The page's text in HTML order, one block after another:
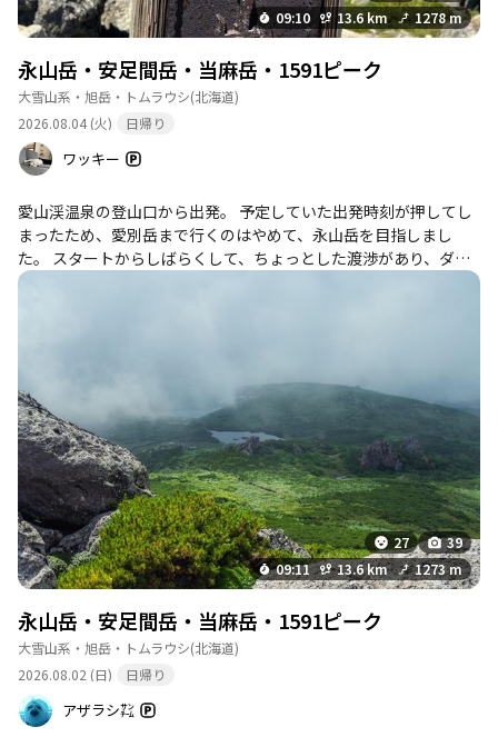
09:10 13.6 km 1278 m
永山岳・安足間岳・当麻岳・1591ピーク
大雪山系・旭岳・トムラウシ(北海道)
2026.08.04 (火)
日帰り
ワッキー
愛山渓温泉の登山口から出発。 予定していた出発時刻が押してし
まったため、愛別岳まで行くのはやめて、永山岳を目指しまし
た。 スタートからしばらくして、ちょっとした渡渉があり、ダミ
ーの石に乗って両脚ドボン😔 そのあとは、足の甲まで泥に埋ま
へ。 時間が押しているので、急いで昼食を済ませて、慌ただしく
当間岳へ。 途中、ハイマツ地獄で大苦戦。どんどん背丈が高くな
るハイマツが、まるで自動洗車機のようでした。肌を露出してい
たら、間違いなく傷だらけになります。足元も見えないけど、と
にかくここを通り抜けなければと、ひたすらがむしゃらに前進で
す。 時折り、ハイマツの枝で太ももを突かれ、痛すぎた…😔 クマ
スプレーも紛失して、最悪だなーと歩いていたら、大きなクマの
落とし物が！ こんなところで💩しなくたっていいじゃないか…🥲
疲れと空腹で最後は転倒。 泣きっ面にアブ🪰🪰🪰 あれ？私の車の
フロントが、なぜ緑色なの？ …よく見たら、バッタの死骸が一面
にこびりついていました。洗車機でもなかなか取れず、翌日自宅
でしっかり虫取り。 仕上げのダメージも抜かりない🫩 長いパンツ
は無傷なのに、脚はなぜか擦り傷、ハイマツの突きでところどこ
ろ内出血。すれ違った海外からのハイカーさんたちは、ショート
パンツだったけど、皆さん大丈夫だったのかしら😔 達成感を凌駕
27
39
09:11
13.6 km 1273 m
永山岳・安足間岳・当麻岳・1591ピーク
大雪山系・旭岳・トムラウシ(北海道)
2026.08.02 (日)
日帰り
アザラシ㌠